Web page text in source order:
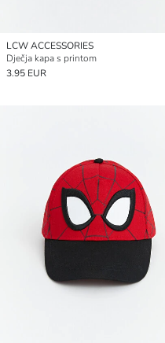
LCW ACCESSORIES
Dječja kapa s printom
3.95 EUR